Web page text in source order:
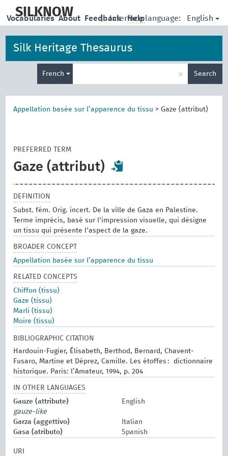
main
SILKNOW | Interface language: English
Vocabularies About Feedback Help
Silk Heritage Thesaurus
French × Search
Appellation basée sur l’apparence du tissu > Gaze (attribut)
PREFERRED TERM
Gaze (attribut)
DEFINITION
Subst. fém. Orig. incert. De la ville de Gaza en Palestine.
Terme imprécis, basé sur l'impression visuelle, qui désigne
un tissu qui présente l'aspect de la gaze.
BROADER CONCEPT
Appellation basée sur l’apparence du tissu
RELATED CONCEPTS
Chiffon (tissu)
Gaze (tissu)
Marli (tissu)
Moire (tissu)
BIBLIOGRAPHIC CITATION
Hardouin-Fugier, Élisabeth, Berthod, Bernard, Chavent-
Fusaro, Martine et Déprez, Camille. Les étoffes : dictionnaire
historique. Paris: l’Amateur, 1994, p. 204
IN OTHER LANGUAGES
Gauze (attribute)
English
gauze-like
Garza (aggettivo)
Italian
Gasa (atributo)
Spanish
URI